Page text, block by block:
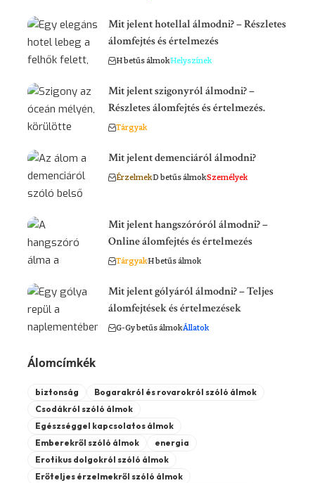
Mit jelent hotellal álmodni? – Részletes
álomfejtés és értelmezés
H betűs álmokHelyszínek
Mit jelent szigonyról álmodni? –
Részletes álomfejtés és értelmezés.
Tárgyak
Mit jelent demenciáról álmodni?
ÉrzelmekD betűs álmokSzemélyek
Mit jelent hangszóróról álmodni? –
Online álomfejtés és értelmezés
TárgyakH betűs álmok
Mit jelent gólyáról álmodni? – Teljes
álomfejtések és értelmezések
G-Gy betűs álmokÁllatok
Álomcímkék
biztonság
Bogarakról és rovarokról szóló álmok
Csodákról szóló álmok
Egészséggel kapcsolatos álmok
Emberekről szóló álmok
energia
Erotikus dolgokról szóló álmok
Erőteljes érzelmekről szóló álmok